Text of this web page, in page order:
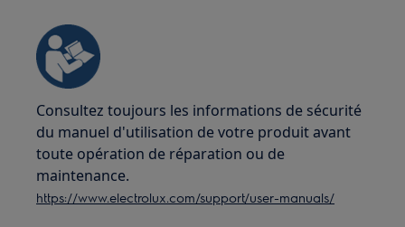
Consultez toujours les informations de sécurité
du manuel d'utilisation de votre produit avant
toute opération de réparation ou de
maintenance.
https://www.electrolux.com/support/user-manuals/